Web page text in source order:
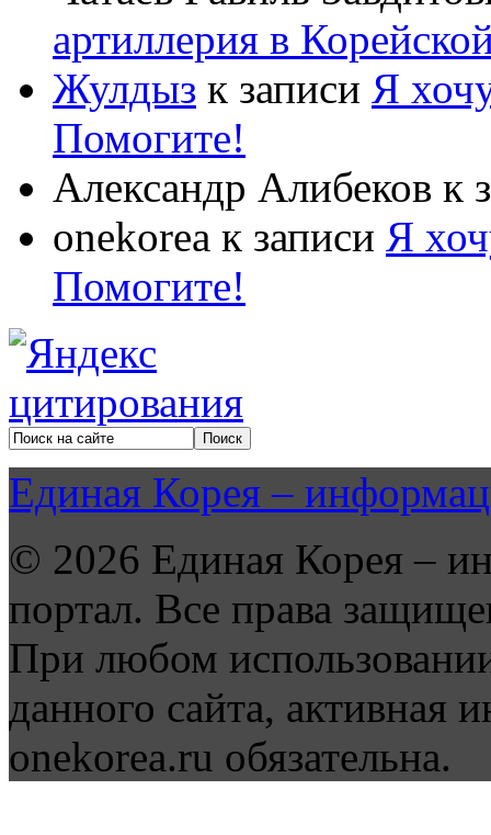
артиллерия в
Жулдыз к записи Я
Помогите!
Александр Алибеков к
onekorea к записи Я
Помогите!
Единая Корея –
© 2026 Единая Корея –
портал. Все права
При любом
данного сайта, активная
onekorea.ru обязательна.